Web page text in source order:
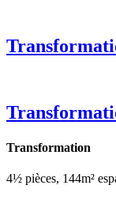
Transformation
4½ pièces, 144m²